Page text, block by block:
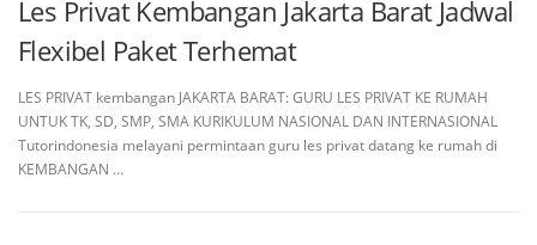
Les Privat Kembangan Jakarta Barat Jadwal
Flexibel Paket Terhemat
LES PRIVAT kembangan JAKARTA BARAT: GURU LES PRIVAT KE RUMAH
UNTUK TK, SD, SMP, SMA KURIKULUM NASIONAL DAN INTERNASIONAL
Tutorindonesia melayani permintaan guru les privat datang ke rumah di
KEMBANGAN …